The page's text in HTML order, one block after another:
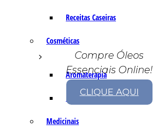
Receitas Caseiras
Cosméticas
Aromaterapia
Fórmulas Caseiras
Medicinais
Compre Óleos
Essenciais Online!
CLIQUE AQUI